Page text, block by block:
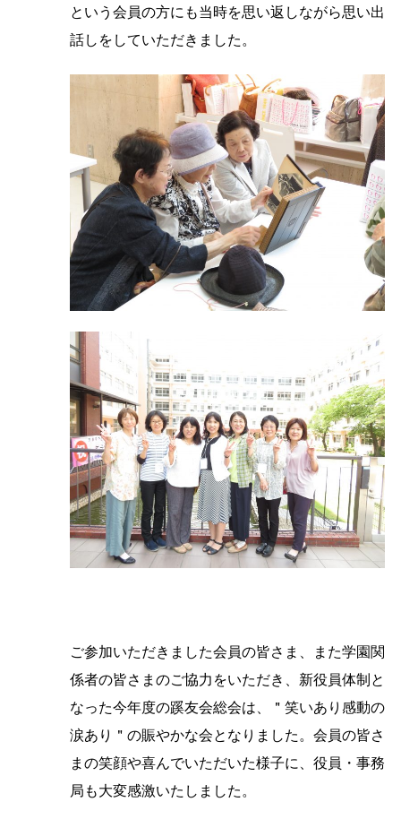
という会員の方にも当時を思い返しながら思い出
話しをしていただきました。
ご参加いただきました会員の皆さま、また学園関
係者の皆さまのご協力をいただき、新役員体制と
なった今年度の蹊友会総会は、＂笑いあり感動の
涙あり＂の賑やかな会となりました。会員の皆さ
まの笑顔や喜んでいただいた様子に、役員・事務
局も大変感激いたしました。